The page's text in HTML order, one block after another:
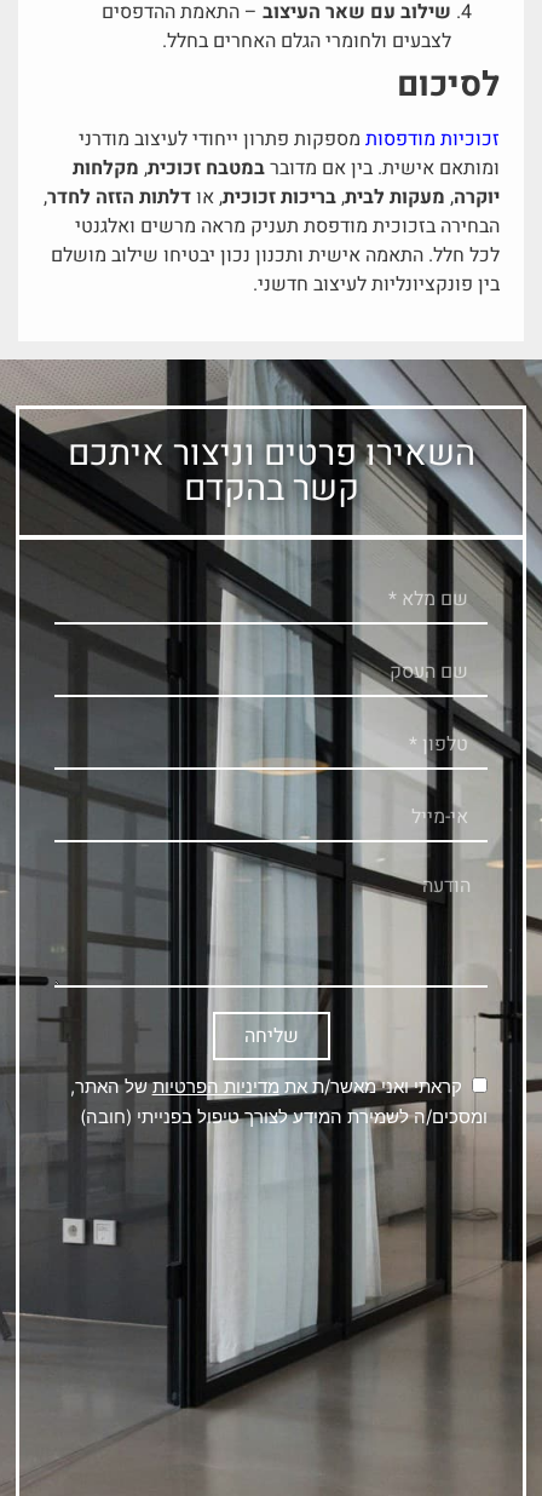
שילוב עם שאר העיצוב – התאמת ההדפסים
לצבעים ולחומרי הגלם האחרים בחלל.
לסיכום
זכוכיות מודפסות מספקות פתרון ייחודי לעיצוב מודרני
ומותאם אישית. בין אם מדוברבמטבח זכוכית, מקלחות
יוקרה, מעקות לבית,בריכות זכוכית, אודלתות הזזה לחדר,
הבחירה בזכוכית מודפסת תעניק מראה מרשים ואלגנטי
לכל חלל. התאמה אישית ותכנון נכון יבטיחו שילוב מושלם
בין פונקציונליות לעיצוב חדשני.
השאירו פרטים וניצור איתכם
קשר בהקדם
שליחה
קראתי ואני מאשר/ת את מדיניות הפרטיותשל האתר,
ומסכים/ה לשמירת המידע לצורך טיפול בפנייתי (חובה)